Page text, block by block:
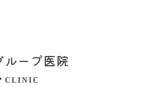
ループ医院
CLINIC